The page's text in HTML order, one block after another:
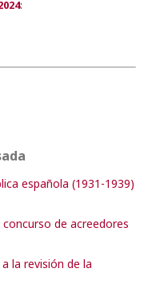
:
española (1931-1939)
de acreedores
la revisión de la